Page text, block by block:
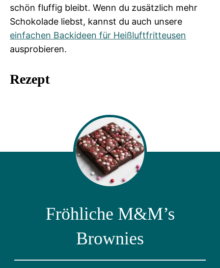
schön fluffig bleibt. Wenn du zusätzlich mehr
Schokolade liebst, kannst du auch unsere
einfachen Backideen für Heißluftfritteusen
ausprobieren.
Rezept
Fröhliche M&M’s
Brownies